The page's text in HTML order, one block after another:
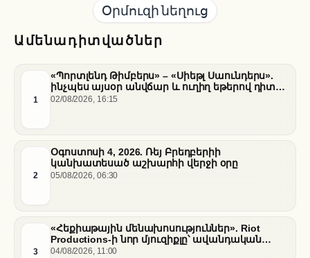
Ամենադիտվածներ
1
«Պորտլենդ Թիմբերս» – «Սիեթլ Սաունդերս».
ինչպես այսօր անվճար և ուղիղ եթերով դիտել
հանդիպումը
02/08/2026, 16:15
2
Օգոստոսի 4, 2026. Ռեյ Բրեդբերիի
կանխատեսած աշխարհի վերջի օրը
05/08/2026, 06:30
3
«Հեքիաթային մենախոսություններ». Riot
Productions-ի նոր մյուզիքլը՝ ավանդական
պատմությունների նոր վերաիմաստավորում
04/08/2026, 11:00
Օրմուզի նեղուց